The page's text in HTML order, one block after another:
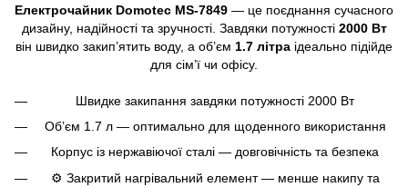
Електрочайник Domotec MS-7849 — це поєднання сучасного
дизайну, надійності та зручності. Завдяки потужності 2000 Вт
він швидко закип’ятить воду, а об’єм 1.7 літра ідеально підійде
для сім’ї чи офісу.
Швидке закипання завдяки потужності 2000 Вт
Об’єм 1.7 л — оптимально для щоденного використання
Корпус із нержавіючої сталі — довговічність та безпека
⚙ Закритий нагрівальний елемент — менше накипу та